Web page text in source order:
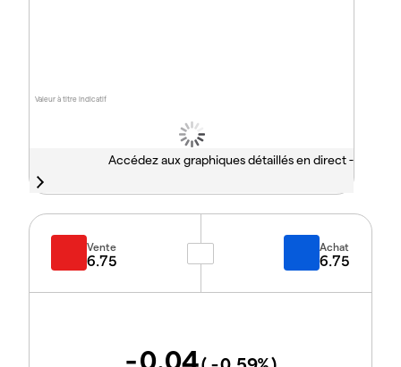
Valeur à titre indicatif
Accédez aux graphiques détaillés en direct -
Vente
6.75
Achat
6.75
-0.04